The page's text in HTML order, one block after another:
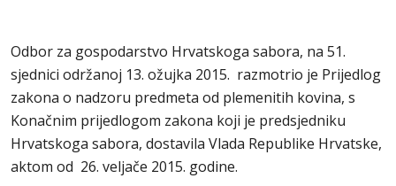
Odbor za gospodarstvo Hrvatskoga sabora, na 51.
sjednici održanoj 13. ožujka 2015. razmotrio je Prijedlog
zakona o nadzoru predmeta od plemenitih kovina, s
Konačnim prijedlogom zakona koji je predsjedniku
Hrvatskoga sabora, dostavila Vlada Republike Hrvatske,
aktom od 26. veljače 2015. godine.